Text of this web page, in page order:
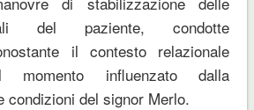
del paziente, condotte
il contesto relazionale
influenzato dalla
condizioni del signor Merlo.